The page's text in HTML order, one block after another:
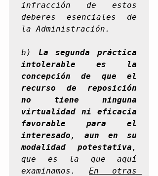
infracción de estos
deberes esenciales de
la Administración.
b) La segunda práctica
intolerable es la
concepción de que el
recurso de reposición
no tiene ninguna
virtualidad ni eficacia
favorable para el
interesado , aun en su
modalidad potestativa ,
que es la que aquí
examinamos. En otras